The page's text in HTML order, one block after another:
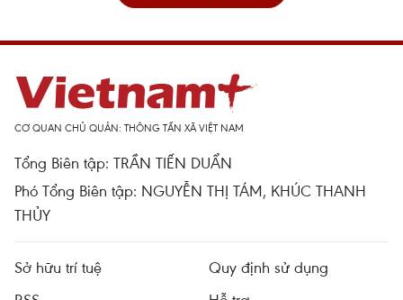
CƠ QUAN CHỦ QUẢN: THÔNG TẤN XÃ VIỆT NAM
Tổng Biên tập: TRẦN TIẾN DUẨN
Phó Tổng Biên tập: NGUYỄN THỊ TÁM, KHÚC THANH
THỦY
Sở hữu trí tuệ
Quy định sử dụng